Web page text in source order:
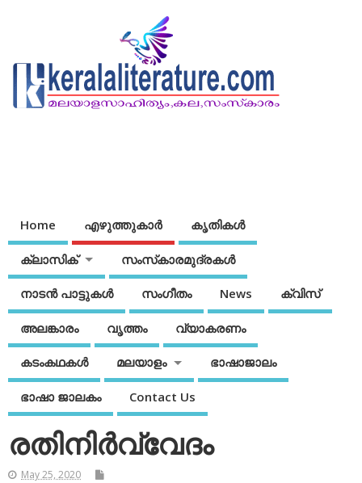
Home എഴുത്തുകാര്‍ കൃതികൾ
ക്ലാസിക് സംസ്‌കാരമുദ്രകള്‍
നാടന്‍ പാട്ടുകള്‍ സംഗീതം News ക്വിസ്
അലങ്കാരം വൃത്തം വ്യാകരണം
കടംകഥകള്‍ മലയാളം ഭാഷാജാലം
ഭാഷാ ജാലകം Contact Us
രതിനിര്‍വ്വേദം
May 25, 2020